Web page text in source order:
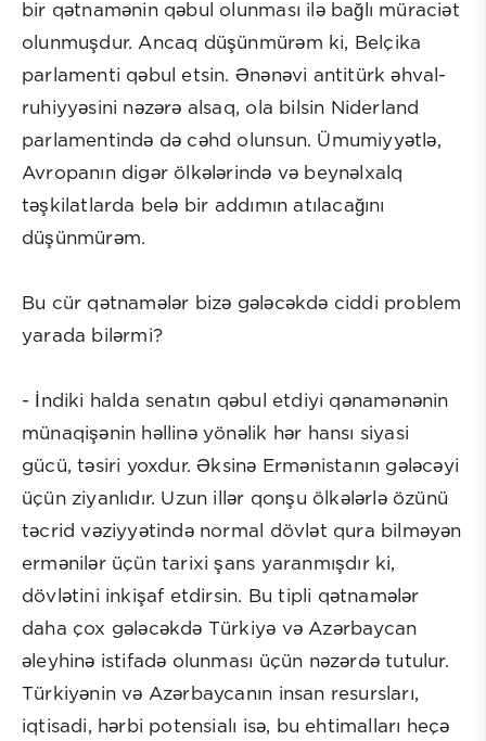
bir qətnamənin qəbul olunması ilə bağlı müraciət
olunmuşdur. Ancaq düşünmürəm ki, Belçika
parlamenti qəbul etsin. Ənənəvi antitürk əhval-
ruhiyyəsini nəzərə alsaq, ola bilsin Niderland
parlamentində də cəhd olunsun. Ümumiyyətlə,
Avropanın digər ölkələrində və beynəlxalq
təşkilatlarda belə bir addımın atılacağını
düşünmürəm.
Bu cür qətnamələr bizə gələcəkdə ciddi problem
yarada bilərmi?
- İndiki halda senatın qəbul etdiyi qənamənənin
münaqişənin həllinə yönəlik hər hansı siyasi
gücü, təsiri yoxdur. Əksinə Ermənistanın gələcəyi
üçün ziyanlıdır. Uzun illər qonşu ölkələrlə özünü
təcrid vəziyyətində normal dövlət qura bilməyən
ermənilər üçün tarixi şans yaranmışdır ki,
dövlətini inkişaf etdirsin. Bu tipli qətnamələr
daha çox gələcəkdə Türkiyə və Azərbaycan
əleyhinə istifadə olunması üçün nəzərdə tutulur.
Türkiyənin və Azərbaycanın insan resursları,
iqtisadi, hərbi potensialı isə, bu ehtimalları heçə